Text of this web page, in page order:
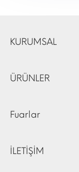
KURUMSAL
ÜRÜNLER
Fuarlar
İLETİŞİM